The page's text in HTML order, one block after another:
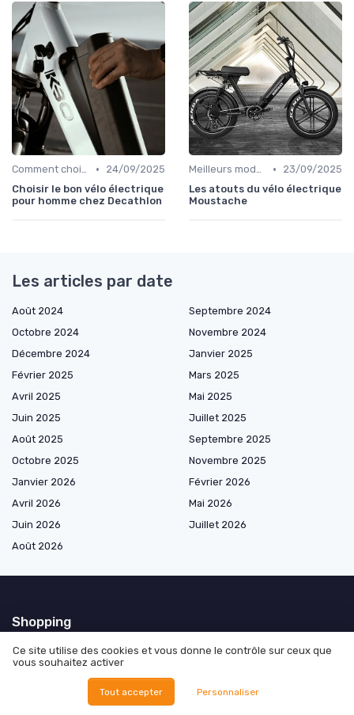
Comment choisir un vélo électrique •
24/09/2025
Choisir le bon vélo électrique
pour homme chez Decathlon
Meilleurs modèles et marques •
23/09/2025
Les atouts du vélo électrique
Moustache
Les articles par date
Août 2024
Septembre 2024
Octobre 2024
Novembre 2024
Décembre 2024
Janvier 2025
Février 2025
Mars 2025
Avril 2025
Mai 2025
Juin 2025
Juillet 2025
Août 2025
Septembre 2025
Octobre 2025
Novembre 2025
Janvier 2026
Février 2026
Avril 2026
Mai 2026
Juin 2026
Juillet 2026
Août 2026
Shopping
Vélos électriques par type
Vélos électriques par moteur
Ce site utilise des cookies et vous donne le contrôle sur ceux que
vous souhaitez activer
Tout accepter Personnaliser